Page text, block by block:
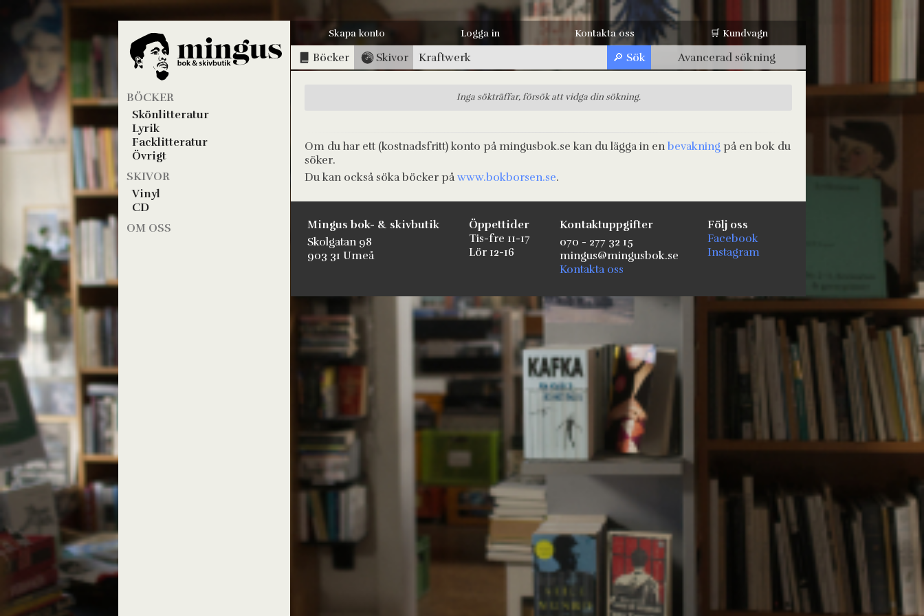
BÖCKER
Skönlitteratur
Lyrik
Facklitteratur
Övrigt
SKIVOR
Vinyl
CD
OM OSS
Skapa konto Logga in Kontakta oss 🛒 Kundvagn
Böcker Skivor Avancerad sökning
Inga sökträffar, försök att vidga din sökning.
Om du har ett (kostnadsfritt) konto på mingusbok.se kan du lägga in enbevakning på en bok du
söker.
Du kan också söka böcker påwww.bokborsen.se.
Mingus bok- & skivbutik
Skolgatan 98
903 31 Umeå
Öppettider
Tis-fre 11-17
Lör 12-16
Kontaktuppgifter
070 - 277 32 15
mingus@mingusbok.se
Kontakta oss
Följ oss
Facebook
Instagram